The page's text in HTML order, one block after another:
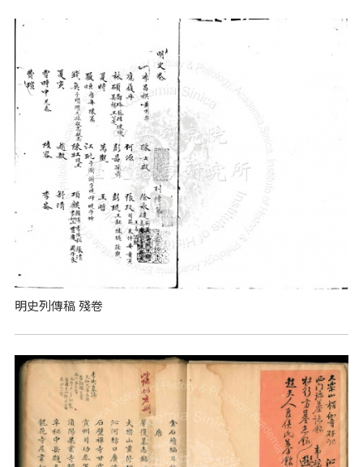
明史列傳稿 殘卷